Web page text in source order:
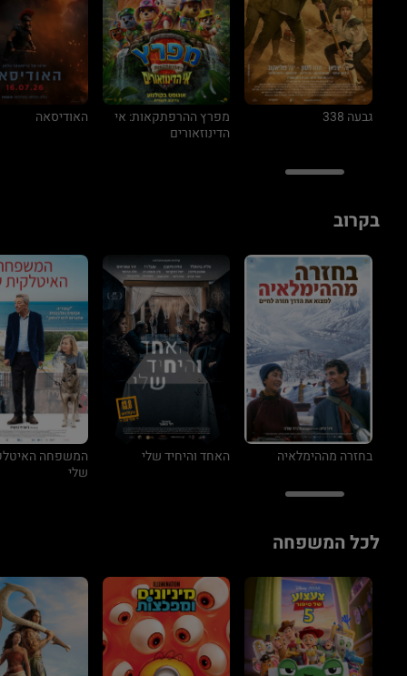
גבעה 338
מפרץ ההרפתקאות: אי
הדינוזאורים
האודיסאה
בקרוב
בחזרה מההימלאיה האחד והיחיד שלי
המשפחה
שלי
לכל המשפחה